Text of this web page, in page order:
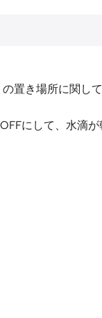
の置き場所に関し
にして、水滴